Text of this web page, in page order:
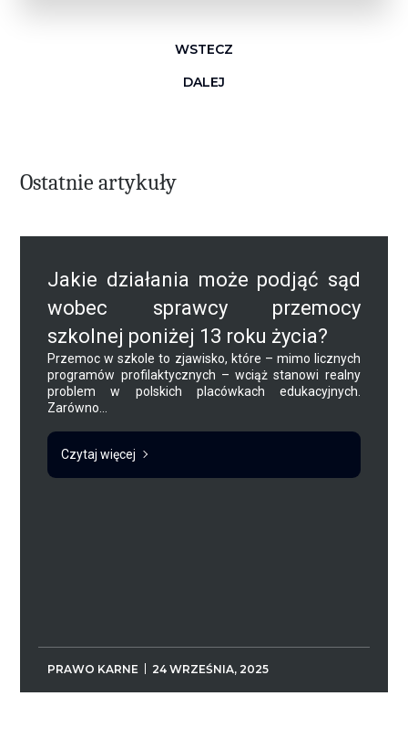
WSTECZ
DALEJ
Ostatnie artykuły
Jakie działania może podjąć sąd
wobec sprawcy przemocy
szkolnej poniżej 13 roku życia?
Przemoc w szkole to zjawisko, które – mimo licznych
programów profilaktycznych – wciąż stanowi realny
problem w polskich placówkach edukacyjnych.
Zarówno...
Czytaj więcej
PRAWO KARNE 24 WRZEŚNIA, 2025